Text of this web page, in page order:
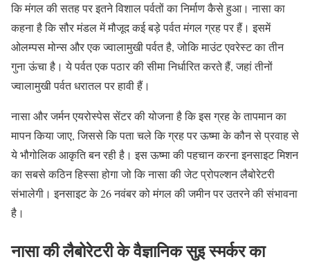
कि मंगल की सतह पर इतने विशाल पर्वतों का निर्माण कैसे हुआ। नासा का
कहना है कि सौर मंडल में मौजूद कई बड़े पर्वत मंगल ग्रह पर हैं। इसमें
ओलम्पस मोन्स और एक ज्वालामुखी पर्वत है, जोकि माउंट एवरेस्ट का तीन
गुना ऊंचा है। ये पर्वत एक पठार की सीमा निर्धारित करते हैं, जहां तीनों
ज्वालामुखी पर्वत धरातल पर हावी हैं।
नासा और जर्मन एयरोस्पेस सेंटर की योजना है कि इस ग्रह के तापमान का
मापन किया जाए, जिससे कि पता चले कि ग्रह पर ऊष्मा के कौन से प्रवाह से
ये भौगोलिक आकृति बन रही है। इस ऊष्मा की पहचान करना इनसाइट मिशन
का सबसे कठिन हिस्सा होगा जो कि नासा की जेट प्रोपल्शन लैबोरेटरी
संभालेगी। इनसाइट के 26 नवंबर को मंगल की जमीन पर उतरने की संभावना
है।
नासा की लैबोरेटरी के वैज्ञानिक सुइ स्मर्कर का